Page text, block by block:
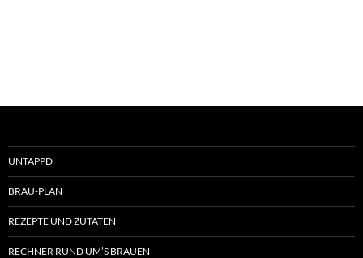
UNTAPPD
BRAU-PLAN
REZEPTE UND ZUTATEN
RECHNER RUND UM’S BRAUEN